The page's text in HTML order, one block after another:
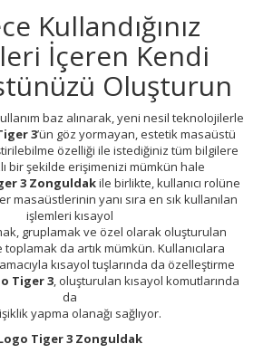
Kullandığınız
İçeren Kendi
Oluşturun
baz alınarak, yeni nesil teknolojilerle
3’ün göz yormayan, estetik masaüstü
özelliği ile istediğiniz tüm bilgilere
bir şekilde erişimenizi mümkün hale
3 Zonguldakile birlikte, kullanıcı rolüne
masaüstlerinin yanı sıra en sık kullanılan
işlemleri kısayol
gruplamak ve özel olarak oluşturulan
da artık mümkün. Kullanıcılara
kısayol tuşlarında da özelleştirme
Tiger 3, oluşturulan kısayol komutlarında
da
yapma olanağı sağlıyor.
Tiger 3 Zonguldak